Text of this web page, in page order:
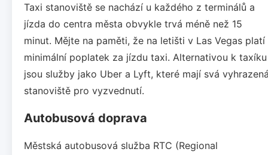
Taxi stanoviště se nachází u každého z terminálů a
jízda do centra města obvykle trvá méně než 15
minut. Mějte na paměti, že na letišti v Las Vegas platí
minimální poplatek za jízdu taxi. Alternativou k taxíku
jsou služby jako Uber a Lyft, které mají svá
stanoviště pro vyzvednutí.
Autobusová doprava
Městská autobusová služba RTC (Regional